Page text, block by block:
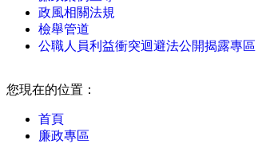
政風相關法規
檢舉管道
公職人員利益衝突迴避法公開揭露專區
您現在的位置：
首頁
廉政專區